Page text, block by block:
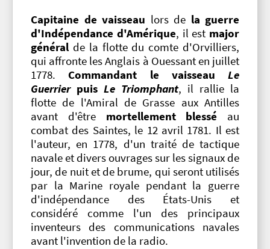
Capitaine de vaisseau lors de la guerre
d'Indépendance d'Amérique, il est major
généralde la flotte du comte d'Orvilliers,
qui affronte les Anglais à Ouessant en juillet
1778. Commandant le vaisseau Le
Guerrierpuis Le Triomphant, il rallie la
flotte de l'Amiral de Grasse aux Antilles
avant d'être mortellement blessé au
combat des Saintes, le 12 avril 1781. Il est
l'auteur, en 1778, d'un traité de tactique
navale et divers ouvrages sur les signaux de
jour, de nuit et de brume, qui seront utilisés
par la Marine royale pendant la guerre
d'indépendance des États-Unis et
considéré comme l'un des principaux
inventeurs des communications navales
avant l'invention de la radio.